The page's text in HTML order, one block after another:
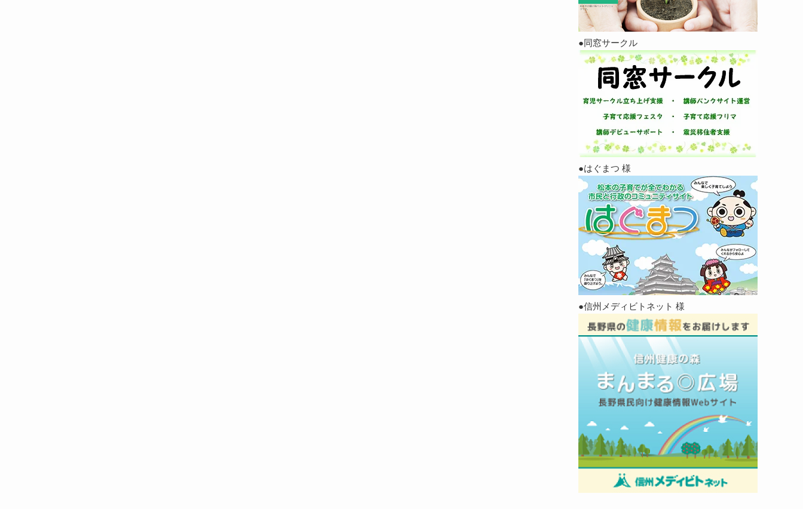
●同窓サークル
●はぐまつ 様
●信州メディビトネット 様